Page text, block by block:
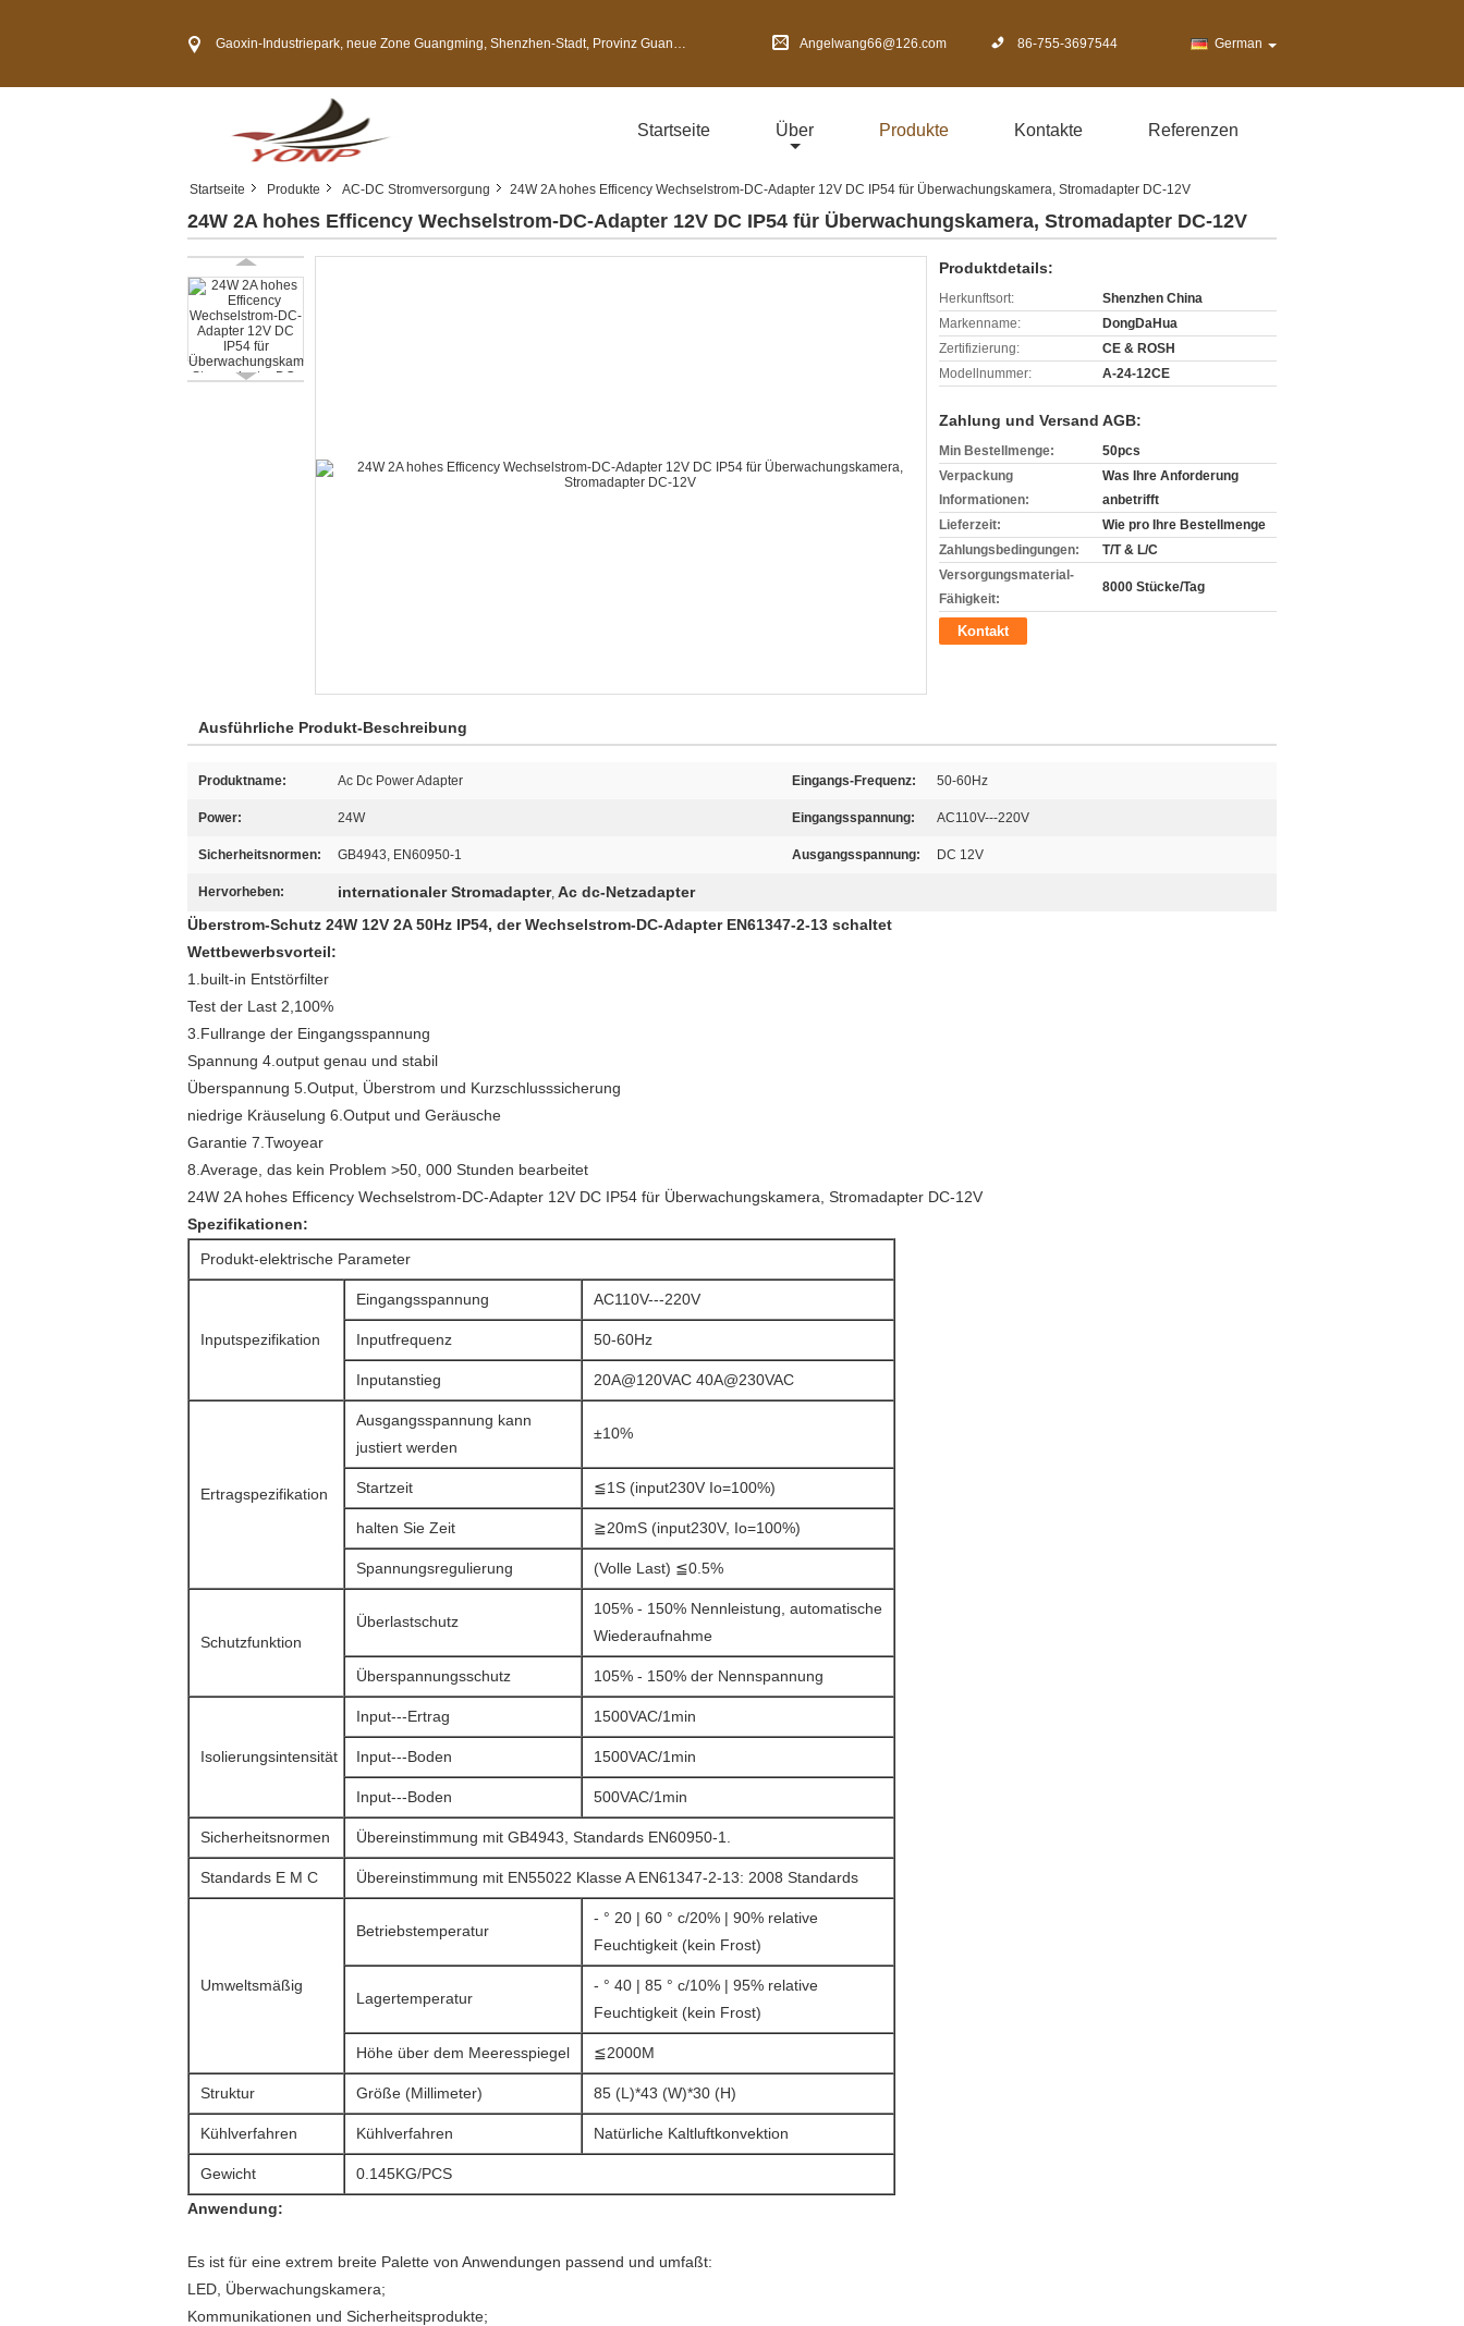
Gaoxin-Industriepark, neue Zone Guangming, Shenzhen-Stadt, Provinz Guangdong, China Angelwang66@126.com 86-755-3697544 German
Startseite Über Produkte Kontakte Referenzen
Startseite Produkte AC-DC Stromversorgung 24W 2A hohes Efficency Wechselstrom-DC-Adapter 12V DC IP54 für Überwachungskamera, Stromadapter DC-12V
24W 2A hohes Efficency Wechselstrom-DC-Adapter 12V DC IP54 für Überwachungskamera, Stromadapter DC-12V
Produktdetails:
Herkunftsort:
Shenzhen China
Markenname:
DongDaHua
Zertifizierung:
CE & ROSH
Modellnummer:
A-24-12CE
Zahlung und Versand AGB:
Min Bestellmenge:
50pcs
Verpackung
Informationen:
Was Ihre Anforderung
anbetrifft
Lieferzeit:
Wie pro Ihre Bestellmenge
Zahlungsbedingungen:
T/T & L/C
Versorgungsmaterial-
Fähigkeit:
8000 Stücke/Tag
Kontakt
Ausführliche Produkt-Beschreibung
Produktname: Ac Dc Power Adapter Eingangs-Frequenz: 50-60Hz
Power: 24W Eingangsspannung: AC110V---220V
Sicherheitsnormen: GB4943, EN60950-1 Ausgangsspannung: DC 12V
Hervorheben: internationaler Stromadapter, Ac dc-Netzadapter
Überstrom-Schutz 24W 12V 2A 50Hz IP54, der Wechselstrom-DC-Adapter EN61347-2-13 schaltet
Wettbewerbsvorteil:
1.built-in Entstörfilter
Test der Last 2,100%
3.Fullrange der Eingangsspannung
Spannung 4.output genau und stabil
Überspannung 5.Output, Überstrom und Kurzschlusssicherung
niedrige Kräuselung 6.Output und Geräusche
Garantie 7.Twoyear
8.Average, das kein Problem >50, 000 Stunden bearbeitet
24W 2A hohes Efficency Wechselstrom-DC-Adapter 12V DC IP54 für Überwachungskamera, Stromadapter DC-12V
Spezifikationen:
Produkt-elektrische Parameter
Inputspezifikation
Eingangsspannung AC110V---220V
Inputfrequenz 50-60Hz
Inputanstieg 20A@120VAC 40A@230VAC
Ertragspezifikation
Ausgangsspannung kann
justiert werden
±10%
Startzeit ≦1S (input230V Io=100%)
halten Sie Zeit ≧20mS (input230V, Io=100%)
Spannungsregulierung (Volle Last) ≦0.5%
Schutzfunktion
Überlastschutz
105% - 150% Nennleistung, automatische
Wiederaufnahme
Überspannungsschutz 105% - 150% der Nennspannung
Isolierungsintensität
Input---Ertrag 1500VAC/1min
Input---Boden 1500VAC/1min
Input---Boden 500VAC/1min
Sicherheitsnormen Übereinstimmung mit GB4943, Standards EN60950-1.
Standards E M C Übereinstimmung mit EN55022 Klasse A EN61347-2-13: 2008 Standards
Umweltsmäßig
Betriebstemperatur
- ° 20 | 60 ° c/20% | 90% relative
Feuchtigkeit (kein Frost)
Lagertemperatur
- ° 40 | 85 ° c/10% | 95% relative
Feuchtigkeit (kein Frost)
Höhe über dem Meeresspiegel ≦2000M
Struktur Größe (Millimeter) 85 (L)*43 (W)*30 (H)
Kühlverfahren Kühlverfahren Natürliche Kaltluftkonvektion
Gewicht
0.145KG/PCS
Anwendung:
Es ist für eine extrem breite Palette von Anwendungen passend und umfaßt:
LED, Überwachungskamera;
Kommunikationen und Sicherheitsprodukte;